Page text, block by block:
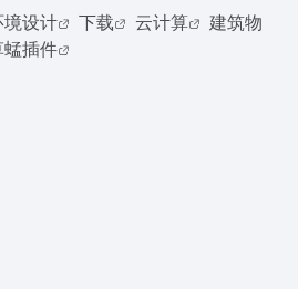
境设计 下载 云计算
建筑物
蜢插件